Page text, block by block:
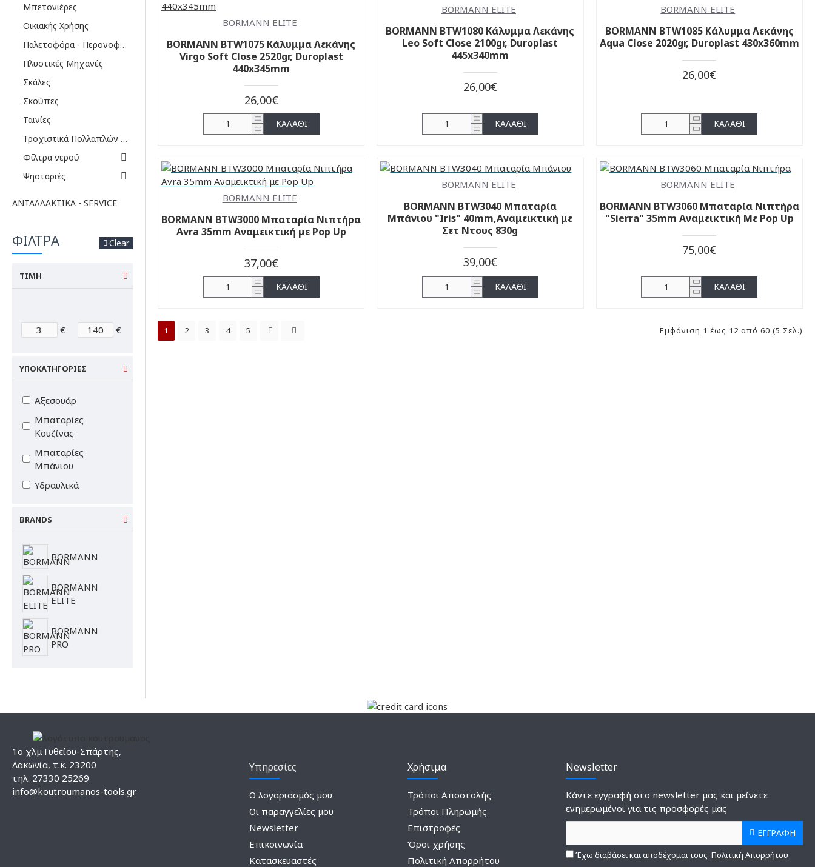
Μπετονιέρες
Οικιακής Χρήσης
Παλετοφόρα - Περονοφόρα
Πλυστικές Μηχανές
Σκάλες
Σκούπες
Ταινίες
Τροχιστικά Πολλαπλών Χρήσεων
Φίλτρα νερού
Ψησταριές
ΑΝΤΑΛΛΑΚΤΙΚΆ - SERVICE
ΦΙΛΤΡΑ Clear
ΤΙΜΗ
€ €
ΥΠΟΚΑΤΗΓΟΡΙΕΣ
Αξεσουάρ
Μπαταρίες
Κουζίνας
Μπαταρίες
Μπάνιου
Υδραυλικά
BRANDS
BORMANN
BORMANN
ELITE
BORMANN
PRO
BORMANN ELITE
BORMANN BTW1075 Κάλυμμα Λεκάνης
Virgo Soft Close 2520gr, Duroplast
440x345mm
26,00€
ΚΑΛΆΘΙ
BORMANN ELITE
BORMANN BTW1080 Κάλυμμα Λεκάνης
Leo Soft Close 2100gr, Duroplast
445x340mm
26,00€
ΚΑΛΆΘΙ
BORMANN ELITE
BORMANN BTW1085 Κάλυμμα Λεκάνης
Aqua Close 2020gr, Duroplast 430x360mm
26,00€
ΚΑΛΆΘΙ
BORMANN ELITE
BORMANN BTW3000 Μπαταρία Νιπτήρα
Avra 35mm Αναμεικτική με Pop Up
37,00€
ΚΑΛΆΘΙ
BORMANN ELITE
BORMANN BTW3040 Μπαταρία
Μπάνιου "Iris" 40mm,Αναμεικτική με
Σετ Ντους 830g
39,00€
ΚΑΛΆΘΙ
BORMANN ELITE
BORMANN BTW3060 Μπαταρία Νιπτήρα
"Sierra" 35mm Αναμεικτική Με Pop Up
75,00€
ΚΑΛΆΘΙ
1 2 3 4 5 Εμφάνιση 1 έως 12 από 60 (5 Σελ.)
1ο χλμ Γυθείου-Σπάρτης,
Λακωνία, τ.κ. 23200
τηλ. 27330 25269
info@koutroumanos-tools.gr
Υπηρεσίες
Ο λογαριασμός μου
Οι παραγγελίες μου
Newsletter
Επικοινωνία
Κατασκευαστές
Χρήσιμα
Τρόποι Αποστολής
Τρόποι Πληρωμής
Επιστροφές
Όροι χρήσης
Πολιτική Απορρήτου
Newsletter
Κάντε εγγραφή στο newsletter μας και μείνετε
ενημερωμένοι για τις προσφορές μας
ΕΓΓΡΑΦΗ
Έχω διαβάσει και αποδέχομαι τους Πολιτική Απορρήτου